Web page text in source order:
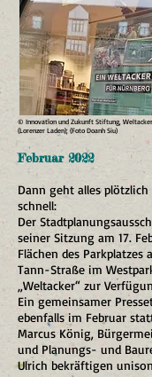
© Innovation und Zukunft Stiftung,
(Lorenzer Laden); (Foto Doanh Siu)
Februar 2022
Dann geht alles plötzlich
schnell:
Der
seiner Sitzung am 17.
Flächen des Parkplatzes
Tann-Straße im
„Weltacker“ zur
Ein gemeinsamer
ebenfalls im Februar
Marcus König,
und Planungs- und
Ulrich bekräftigen